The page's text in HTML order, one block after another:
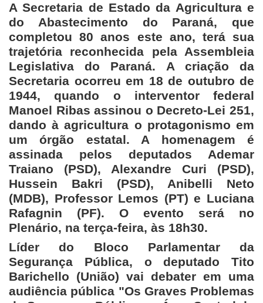
A Secretaria de Estado da Agricultura e
do Abastecimento do Paraná, que
completou 80 anos este ano, terá sua
trajetória reconhecida pela Assembleia
Legislativa do Paraná. A criação da
Secretaria ocorreu em 18 de outubro de
1944, quando o interventor federal
Manoel Ribas assinou o Decreto-Lei 251,
dando à agricultura o protagonismo em
um órgão estatal. A homenagem é
assinada pelos deputados Ademar
Traiano (PSD), Alexandre Curi (PSD),
Hussein Bakri (PSD), Anibelli Neto
(MDB), Professor Lemos (PT) e Luciana
Rafagnin (PF). O evento será no
Plenário, na terça-feira, às 18h30.
Líder do Bloco Parlamentar da
Segurança Pública, o deputado Tito
Barichello (União) vai debater em uma
audiência pública "Os Graves Problemas